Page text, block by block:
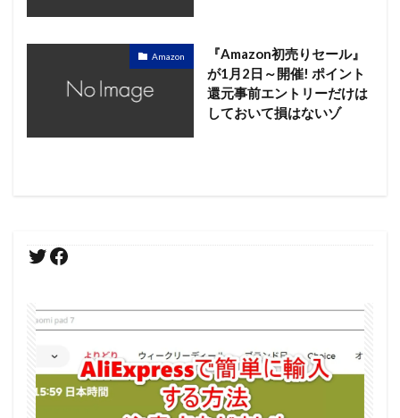
Amazon
『Amazon初売りセール』
が1月2日～開催! ポイント
還元事前エントリーだけは
しておいて損はないゾ